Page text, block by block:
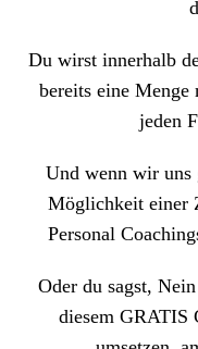
Du wirst innerhalb
bereits eine Menge
jeden
Und wenn wir uns
Möglichkeit einer
Personal
Oder du sagst,
diesem GRATIS